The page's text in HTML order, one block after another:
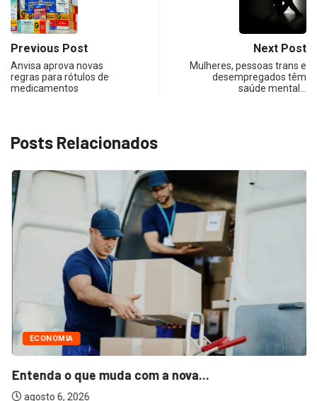
Previous Post
Anvisa aprova novas
regras para rótulos de
medicamentos
Next Post
Mulheres, pessoas trans e
desempregados têm
saúde mental…
Posts Relacionados
ECONOMIA
Entenda o que muda com a nova...
agosto 6, 2026